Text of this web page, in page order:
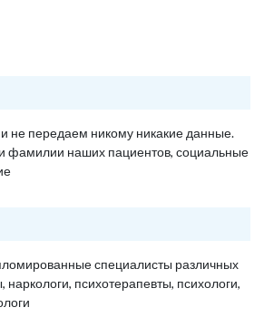
не передаем никому никакие данные.
фамилии наших пациентов, социальные
специалисты различных
психотерапевты, психологи,